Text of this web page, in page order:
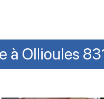
à Ollioules